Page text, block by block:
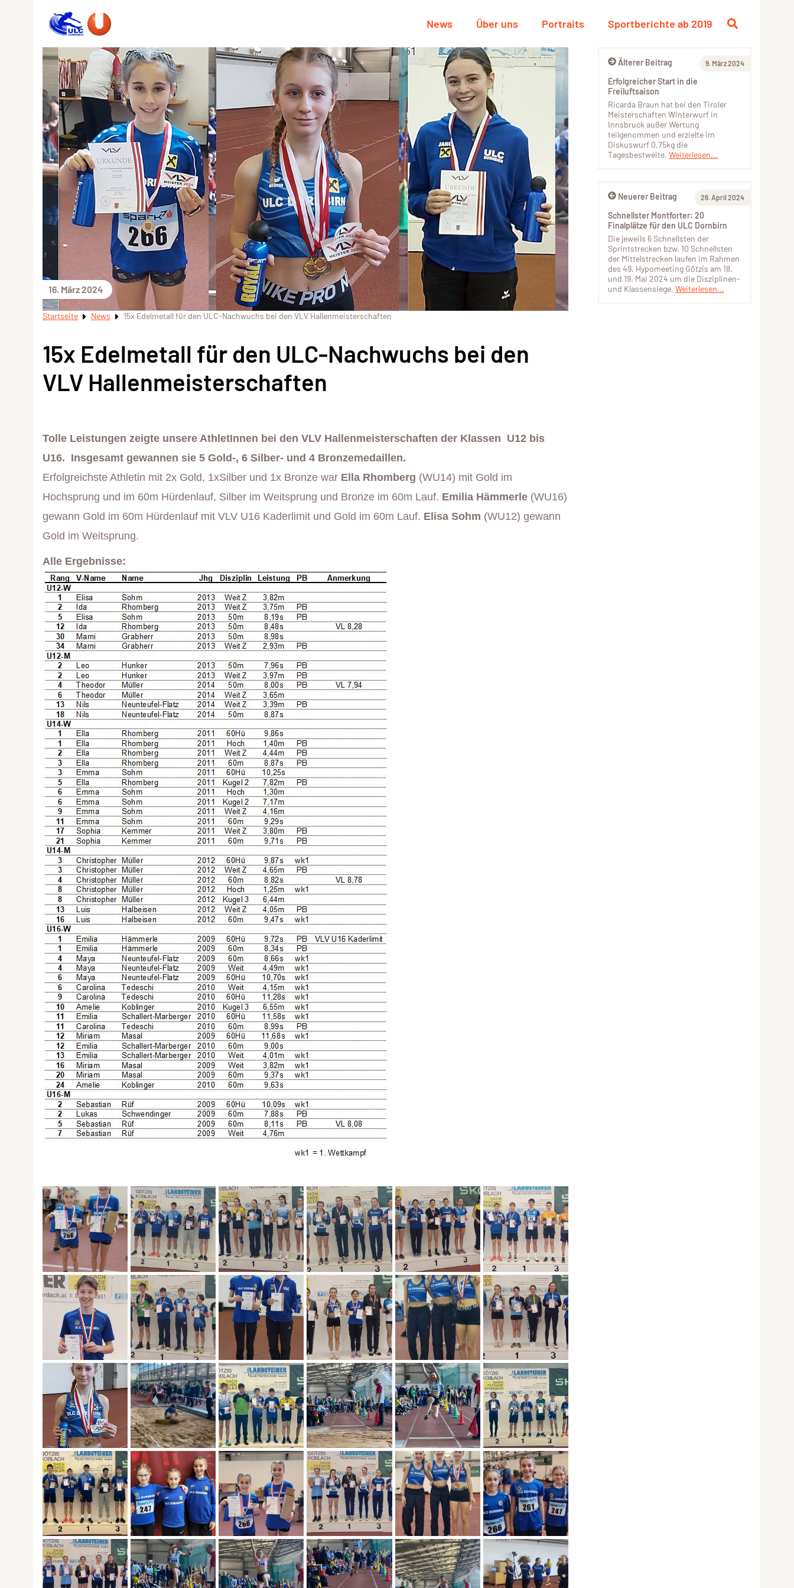
News Über uns Portraits Sportberichte ab 2019
16. März 2024
Startseite News 15x Edelmetall für den ULC-Nachwuchs bei den VLV Hallenmeisterschaften
15x Edelmetall für den ULC-Nachwuchs bei den
VLV Hallenmeisterschaften
Tolle Leistungen zeigte unsere AthletInnen bei den VLV Hallenmeisterschaften der Klassen U12 bis
U16. Insgesamt gewannen sie 5 Gold-, 6 Silber- und 4 Bronzemedaillen.
Erfolgreichste Athletin mit 2x Gold, 1xSilber und 1x Bronze war Ella Rhomberg (WU14) mit Gold im
Hochsprung und im 60m Hürdenlauf, Silber im Weitsprung und Bronze im 60m Lauf. Emilia Hämmerle (WU16)
gewann Gold im 60m Hürdenlauf mit VLV U16 Kaderlimit und Gold im 60m Lauf. Elisa Sohm (WU12) gewann
Gold im Weitsprung.
Alle Ergebnisse:
Älterer Beitrag 9. März 2024
Erfolgreicher Start in die
Freiluftsaison
Ricarda Braun hat bei den Tiroler
Meisterschaften Winterwurf in
Innsbruck außer Wertung
teilgenommen und erzielte im
Diskuswurf 0,75kg die
Tagesbestweite. Weiterlesen...
Neuerer Beitrag 26. April 2024
Schnellster Montforter: 20
Finalplätze für den ULC Dornbirn
Die jeweils 6 Schnellsten der
Sprintstrecken bzw. 10 Schnellsten
der Mittelstrecken laufen im Rahmen
des 49. Hypomeeting Götzis am 18.
und 19. Mai 2024 um die Disziplinen-
und Klassensiege. Weiterlesen...